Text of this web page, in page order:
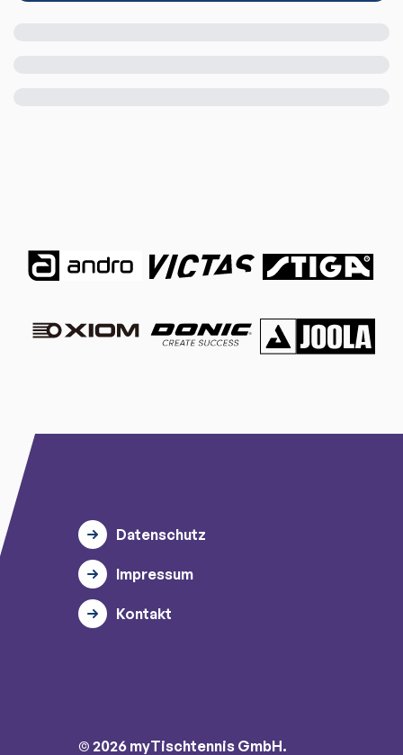
Datenschutz
Impressum
Kontakt
© 2026 myTischtennis GmbH.